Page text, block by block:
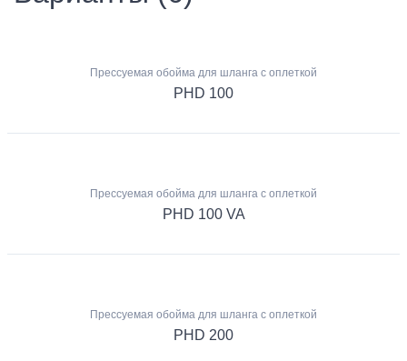
Прессуемая обойма для шланга с оплеткой
PHD 100
Прессуемая обойма для шланга с оплеткой
PHD 100 VA
Прессуемая обойма для шланга с оплеткой
PHD 200